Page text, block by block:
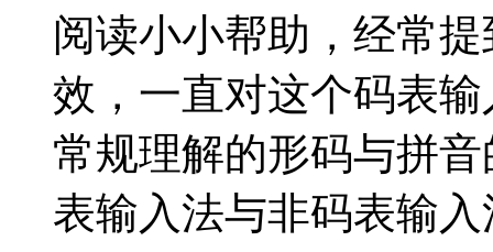
阅读小小帮助，经常
效，一直对这个码表
常规理解的形码与拼
表输入法与非码表输